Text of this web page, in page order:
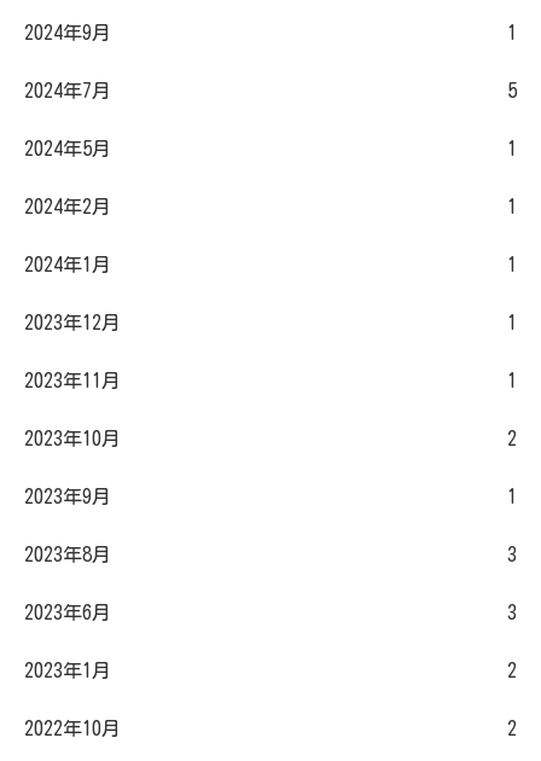
2024年9月 1
2024年7月 5
2024年5月 1
2024年2月 1
2024年1月 1
2023年12月 1
2023年11月 1
2023年10月 2
2023年9月 1
2023年8月 3
2023年6月 3
2023年1月 2
2022年10月 2